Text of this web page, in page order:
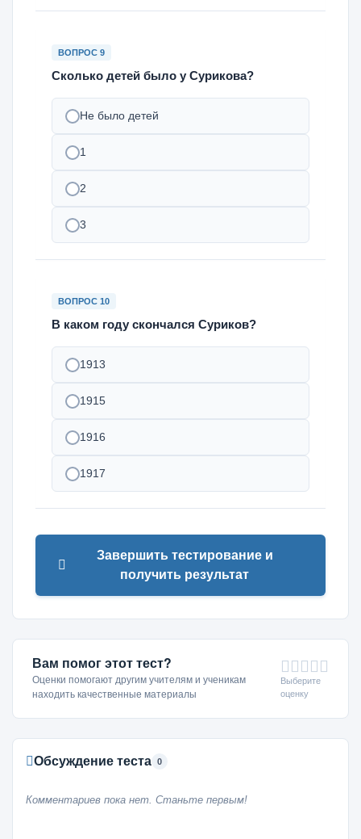
ВОПРОС 9
Сколько детей было у Сурикова?
Не было детей
1
2
3
ВОПРОС 10
В каком году скончался Суриков?
1913
1915
1916
1917
Завершить тестирование и
получить результат
Вам помог этот тест?
Оценки помогают другим учителям и ученикам
находить качественные материалы
Выберите
оценку
Обсуждение теста 0
Комментариев пока нет. Станьте первым!